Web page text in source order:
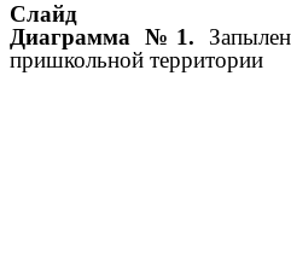
Слайд
Диаграмма №1.
пришкольной территории